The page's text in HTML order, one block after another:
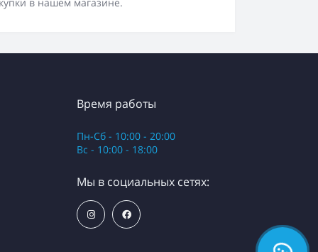
Время работы
Пн-Сб - 10:00 - 20:00
Вс - 10:00 - 18:00
Мы в социальных сетях: